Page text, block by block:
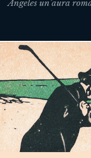
Angeles un’aura